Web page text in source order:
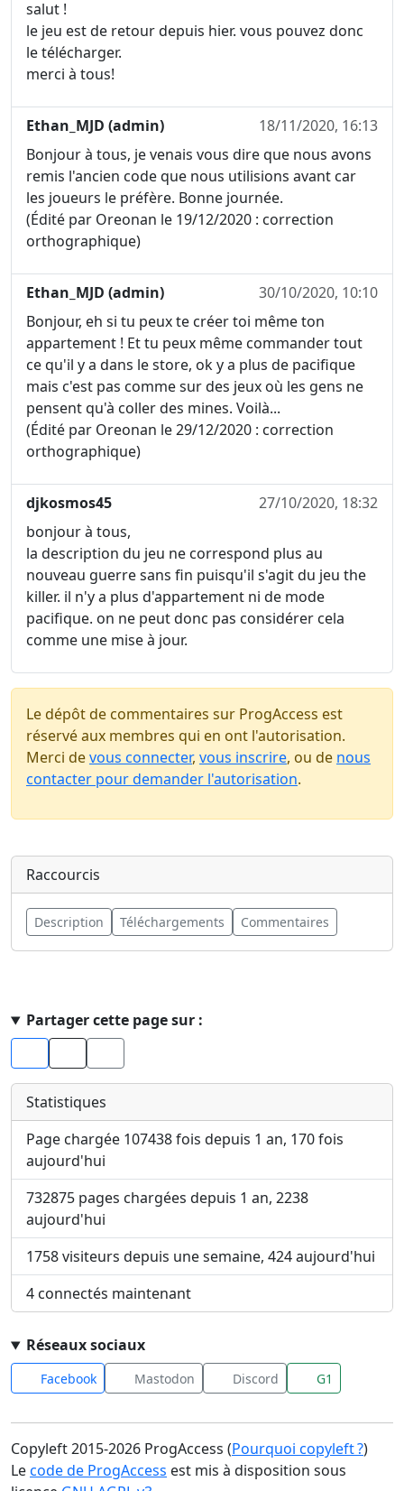
Raccourcis
Description Téléchargements Commentaires
salut !
le jeu est de retour depuis hier. vous pouvez donc
le télécharger.
merci à tous!
Ethan_MJD (admin)
18/11/2020, 16:13
Bonjour à tous, je venais vous dire que nous avons
remis l'ancien code que nous utilisions avant car
les joueurs le préfère. Bonne journée.
(Édité par Oreonan le 19/12/2020 : correction
orthographique)
Ethan_MJD (admin)
30/10/2020, 10:10
Bonjour, eh si tu peux te créer toi même ton
appartement ! Et tu peux même commander tout
ce qu'il y a dans le store, ok y a plus de pacifique
mais c'est pas comme sur des jeux où les gens ne
pensent qu'à coller des mines. Voilà...
(Édité par Oreonan le 29/12/2020 : correction
orthographique)
djkosmos45
27/10/2020, 18:32
bonjour à tous,
la description du jeu ne correspond plus au
nouveau guerre sans fin puisqu'il s'agit du jeu the
killer. il n'y a plus d'appartement ni de mode
pacifique. on ne peut donc pas considérer cela
comme une mise à jour.
Le dépôt de commentaires sur ProgAccess est
réservé aux membres qui en ont l'autorisation.
Merci devous connecter, vous inscrire, ou de nous
contacter pour demander l'autorisation.
Partager cette page sur :
Facebook
Statistiques
Page chargée 107438 fois depuis 1 an, 170 fois
aujourd'hui
732875 pages chargées depuis 1 an, 2238
aujourd'hui
1758 visiteurs depuis une semaine, 424 aujourd'hui
4 connectés maintenant
Réseaux sociaux
Facebook Mastodon Discord G1
Copyleft 2015-2026 ProgAccess (Pourquoi copyleft ?)
Lecode de ProgAccess est mis à disposition sous